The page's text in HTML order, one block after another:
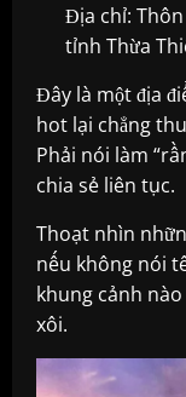
Địa chỉ: Thôn
tỉnh Thừa
Đây là một địa
hot lại chẳng
Phải nói làm
chia sẻ liên tục.
Thoạt nhìn
nếu không nói
khung cảnh
xôi.